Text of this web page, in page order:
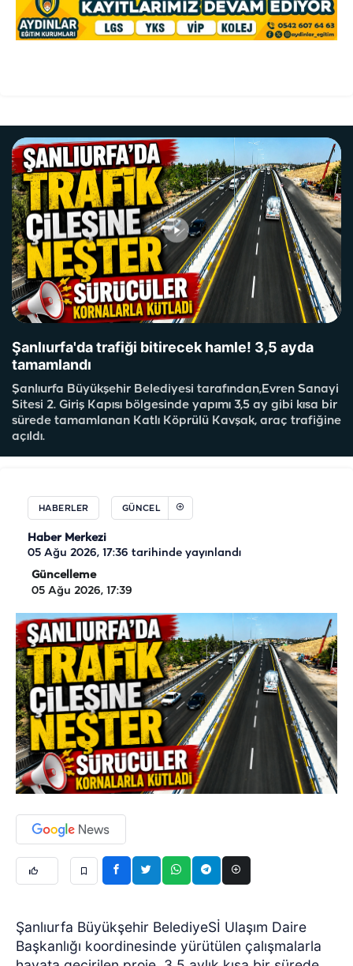
Şanlıurfa'da trafiği bitirecek hamle! 3,5 ayda
tamamlandı
Şanlıurfa Büyükşehir Belediyesi tarafından,Evren Sanayi
Sitesi 2. Giriş Kapısı bölgesinde yapımı 3,5 ay gibi kısa bir
sürede tamamlanan Katlı Köprülü Kavşak, araç trafiğine
açıldı.
HABERLER GÜNCEL
Haber Merkezi
05 Ağu 2026, 17:36 tarihinde yayınlandı
Güncelleme
05 Ağu 2026, 17:39
Şanlıurfa Büyükşehir BelediyeSİ Ulaşım Daire
Başkanlığı koordinesinde yürütülen çalışmalarla